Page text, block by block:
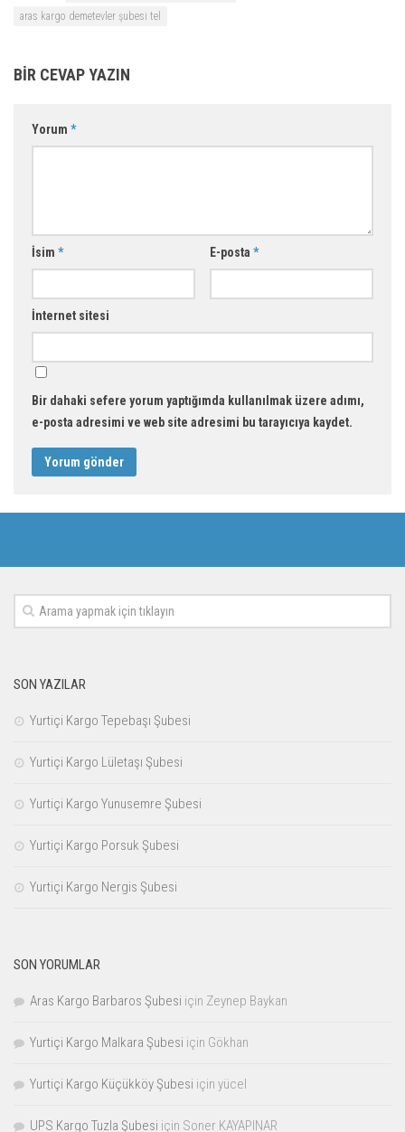
aras kargo demetevler şubesi tel
BIR CEVAP YAZIN
Yorum *
İsim * E-posta *
İnternet sitesi
Bir dahaki sefere yorum yaptığımda kullanılmak üzere adımı,
e-posta adresimi ve web site adresimi bu tarayıcıya kaydet.
SON YAZILAR
Yurtiçi Kargo Tepebaşı Şubesi
Yurtiçi Kargo Lületaşı Şubesi
Yurtiçi Kargo Yunusemre Şubesi
Yurtiçi Kargo Porsuk Şubesi
Yurtiçi Kargo Nergis Şubesi
SON YORUMLAR
Aras Kargo Barbaros Şubesi için Zeynep Baykan
Yurtiçi Kargo Malkara Şubesi için Gökhan
Yurtiçi Kargo Küçükköy Şubesi için yücel
UPS Kargo Tuzla Şubesi için Soner KAYAPINAR